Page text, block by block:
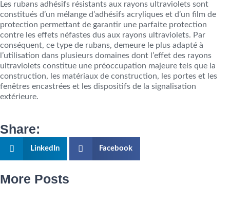
Les rubans adhésifs résistants aux rayons ultraviolets sont
constitués d’un mélange d’adhésifs acryliques et d’un film de
protection permettant de garantir une parfaite protection
contre les effets néfastes dus aux rayons ultraviolets. Par
conséquent, ce type de rubans, demeure le plus adapté à
l’utilisation dans plusieurs domaines dont l’effet des rayons
ultraviolets constitue une préoccupation majeure tels que la
construction, les matériaux de construction, les portes et les
fenêtres encastrées et les dispositifs de la signalisation
extérieure.
Share:
LinkedIn Facebook
More Posts